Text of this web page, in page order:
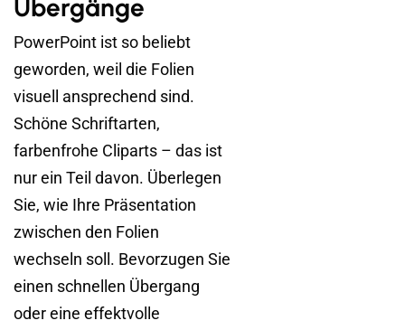
Übergänge
PowerPoint ist so beliebt
geworden, weil die Folien
visuell ansprechend sind.
Schöne Schriftarten,
farbenfrohe Cliparts – das ist
nur ein Teil davon. Überlegen
Sie, wie Ihre Präsentation
zwischen den Folien
wechseln soll. Bevorzugen Sie
einen schnellen Übergang
oder eine effektvolle